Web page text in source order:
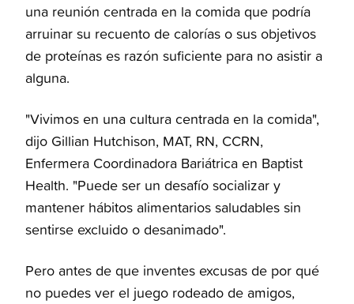
una reunión centrada en la comida que podría
arruinar su recuento de calorías o sus objetivos
de proteínas es razón suficiente para no asistir a
alguna.
"Vivimos en una cultura centrada en la comida",
dijo Gillian Hutchison, MAT, RN, CCRN,
Enfermera Coordinadora Bariátrica en Baptist
Health. "Puede ser un desafío socializar y
mantener hábitos alimentarios saludables sin
sentirse excluido o desanimado".
Pero antes de que inventes excusas de por qué
no puedes ver el juego rodeado de amigos,